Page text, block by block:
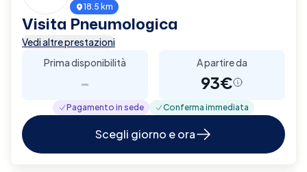
18.5 km
Visita Pneumologica
Vedi altre prestazioni
Prima disponibilità
-
A partire da
93€
Pagamento in sede Conferma immediata
Scegli giorno e ora